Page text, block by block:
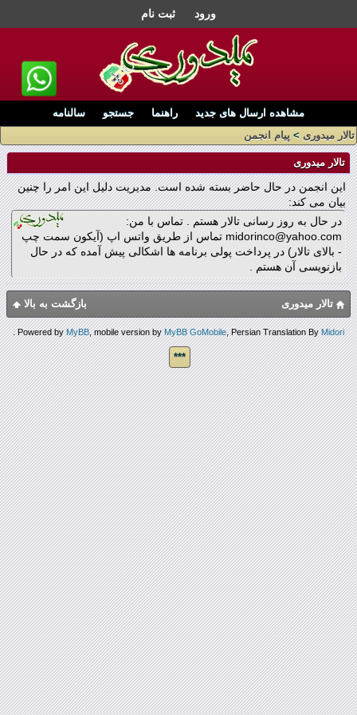
ورود ثبت نام
مشاهده ارسال های جدید راهنما جستجو
سالنامه
تالار میدوری > پیام انجمن
تالار میدوری
این انجمن در حال حاضر بسته شده است. مدیریت دلیل این امر را چنین
بیان می کند:
در حال به روز رسانی تالار هستم . تماس با من:
midorinco@yahoo.com تماس از طریق واتس اپ (آیکون سمت چپ
- بالای تالار) در پرداخت پولی برنامه ها اشکالی پیش آمده که در حال
بازنویسی آن هستم .
بازگشت به بالا تالار میدوری
Powered byMyBB, mobile version byMyBB GoMobile, Persian Translation ByMidori
.
***